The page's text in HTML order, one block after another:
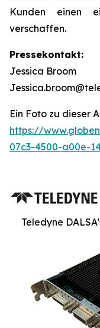
Kunden einen
verschaffen.
Pressekontakt:
Jessica Broom
Ein Foto zu dieser
https://
07c3-4500-a00e-
Teledyne